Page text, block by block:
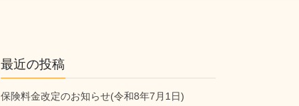
最近の投稿
保険料金改定のお知らせ(令和8年7月1日)